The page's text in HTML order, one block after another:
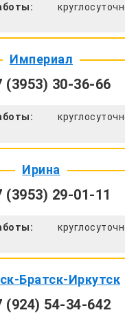
Империал
30-36-66
Ирина
29-01-11
Братск-Иркутск
54-34-642